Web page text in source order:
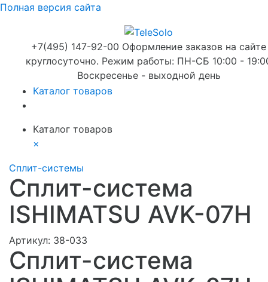
Полная версия сайта
+7(495) 147-92-00 Оформление заказов на сайте
круглосуточно. Режим работы: ПН-СБ 10:00 -
Воскресенье - выходной день
Каталог товаров
Каталог товаров
×
Сплит-системы
Сплит-система
ISHIMATSU AVK-07H
Артикул: 38-033
Сплит-система